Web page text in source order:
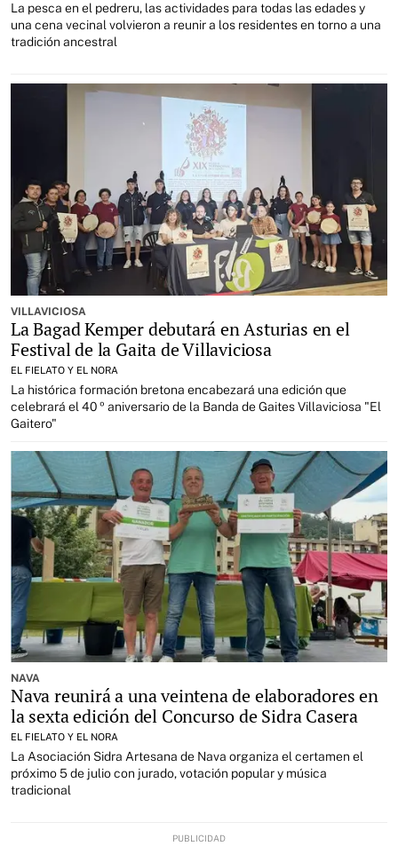
La pesca en el pedreru, las actividades para todas las edades y
una cena vecinal volvieron a reunir a los residentes en torno a una
tradición ancestral
VILLAVICIOSA
La Bagad Kemper debutará en Asturias en el
Festival de la Gaita de Villaviciosa
EL FIELATO Y EL NORA
La histórica formación bretona encabezará una edición que
celebrará el 40 º aniversario de la Banda de Gaites Villaviciosa "El
Gaitero"
NAVA
Nava reunirá a una veintena de elaboradores en
la sexta edición del Concurso de Sidra Casera
EL FIELATO Y EL NORA
La Asociación Sidra Artesana de Nava organiza el certamen el
próximo 5 de julio con jurado, votación popular y música
tradicional